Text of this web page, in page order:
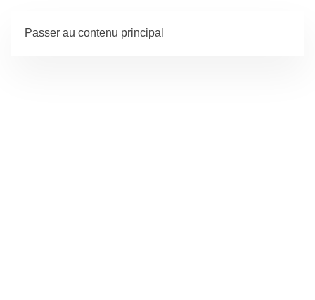
Passer au contenu principal